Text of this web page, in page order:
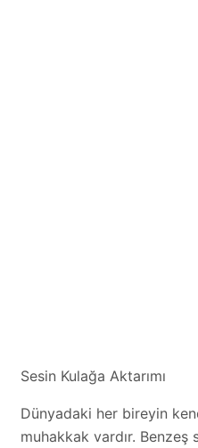
Sesin Kulağa Aktarımı
Dünyadaki her bireyin
muhakkak vardır. Benzeş